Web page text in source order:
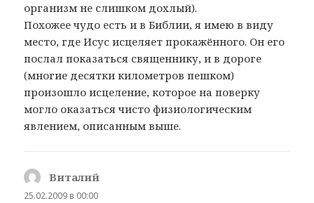
организм не слишком дохлый).
Похожее чудо есть и в Библии, я имею в виду
место, где Исус исцеляет прокажённого. Он его
послал показаться священнику, и в дороге
(многие десятки километров пешком)
произошло исцеление, которое на поверку
могло оказаться чисто физиологическим
явлением, описанным выше.
Виталий
25.02.2009 в 00:00